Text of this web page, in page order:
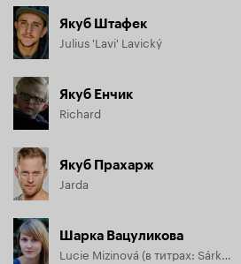
Якуб Штафек
Julius 'Lavi' Lavický
Якуб Енчик
Richard
Якуб Прахарж
Jarda
Шарка Вацуликова